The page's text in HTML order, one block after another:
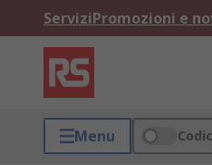
ServiziPromozioni e
Menu